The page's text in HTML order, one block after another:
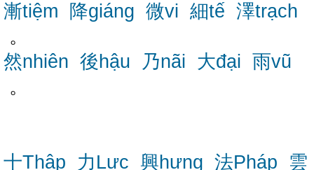
漸tiệm
降giáng 微vi 細tế 澤trạch
。
然nhiên 後hậu 乃nãi 大đại 雨vũ
。
十Thập 力Lực 興hưng 法Pháp
雲